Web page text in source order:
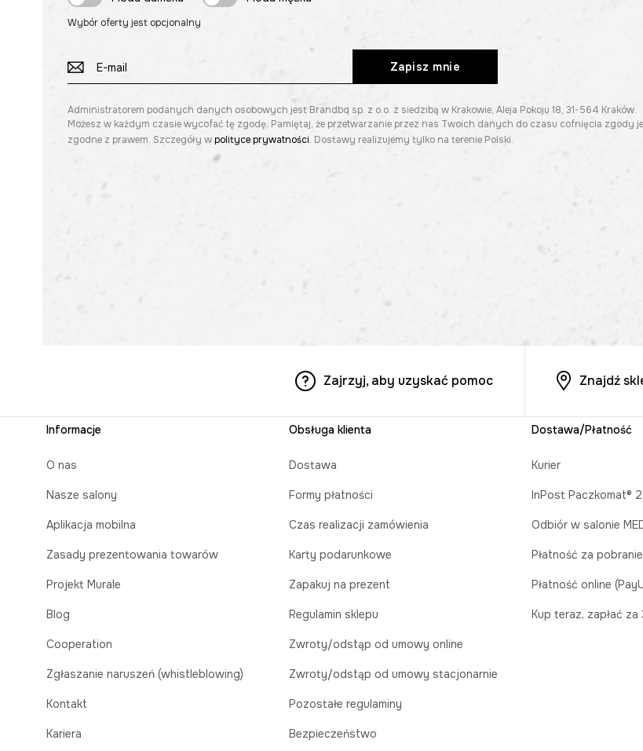
Wybór oferty jest opcjonalny
Zapisz mnie
Administratorem podanych danych osobowych jest Brandbq sp. z o.o. z siedzibą w Krakowie, Aleja Pokoju 18, 31-564 Kraków.
Możesz w każdym czasie wycofać tę zgodę. Pamiętaj, że przetwarzanie przez nas Twoich danych do czasu cofnięcia zgody
zgodne z prawem. Szczegóły wpolityce prywatności. Dostawy realizujemy tylko na terenie Polski.
Zajrzyj, aby uzyskać pomoc Znajdź
Informacje
O nas
Nasze salony
Aplikacja mobilna
Zasady prezentowania towarów
Projekt Murale
Blog
Cooperation
Zgłaszanie naruszeń (whistleblowing)
Kontakt
Kariera
Obsługa klienta
Dostawa
Formy płatności
Czas realizacji zamówienia
Karty podarunkowe
Zapakuj na prezent
Regulamin sklepu
Zwroty/odstąp od umowy online
Zwroty/odstąp od umowy stacjonarnie
Pozostałe regulaminy
Bezpieczeństwo
Dostawa/Płatność
Kurier
InPost Paczkomat®
Odbiór w salonie
Płatność za
Płatność online
Kup teraz, zapłać